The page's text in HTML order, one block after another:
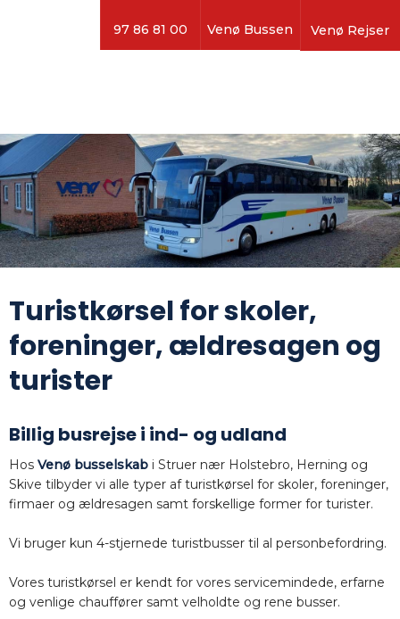
97 86 81 00 Venø Bussen Venø Rejser
Turistkørsel for skoler,
foreninger, ældresagen og
turister
Billig busrejse i ind- og udland
Hos Venø busselskabi Struer nær Holstebro, Herning og
Skive tilbyder vi alle typer af turistkørsel for skoler, foreninger,
firmaer og ældresagen samt forskellige former for turister.
Vi bruger kun 4-stjernede turistbusser til al personbefordring.
Vores turistkørsel er kendt for vores servicemindede, erfarne
og venlige chauffører samt velholdte og rene busser.